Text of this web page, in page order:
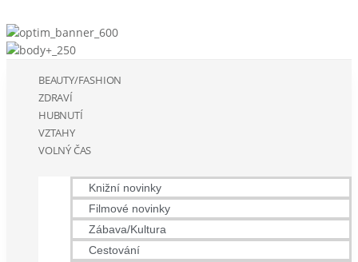
BEAUTY/FASHION
ZDRAVÍ
HUBNUTÍ
VZTAHY
VOLNÝ ČAS
Knižní novinky
Filmové novinky
Zábava/Kultura
Cestování